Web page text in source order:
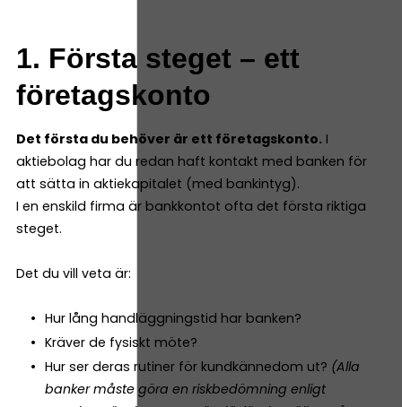
1. Första steget – ett
företagskonto
Det första du behöver är ett företagskonto. I
aktiebolag har du redan haft kontakt med banken för
att sätta in aktiekapitalet (med bankintyg).
I en enskild firma är bankkontot ofta det första riktiga
steget.
Det du vill veta är:
Hur lång handläggningstid har banken?
Kräver de fysiskt möte?
Hur ser deras rutiner för kundkännedom ut? (Alla
banker måste göra en riskbedömning enligt